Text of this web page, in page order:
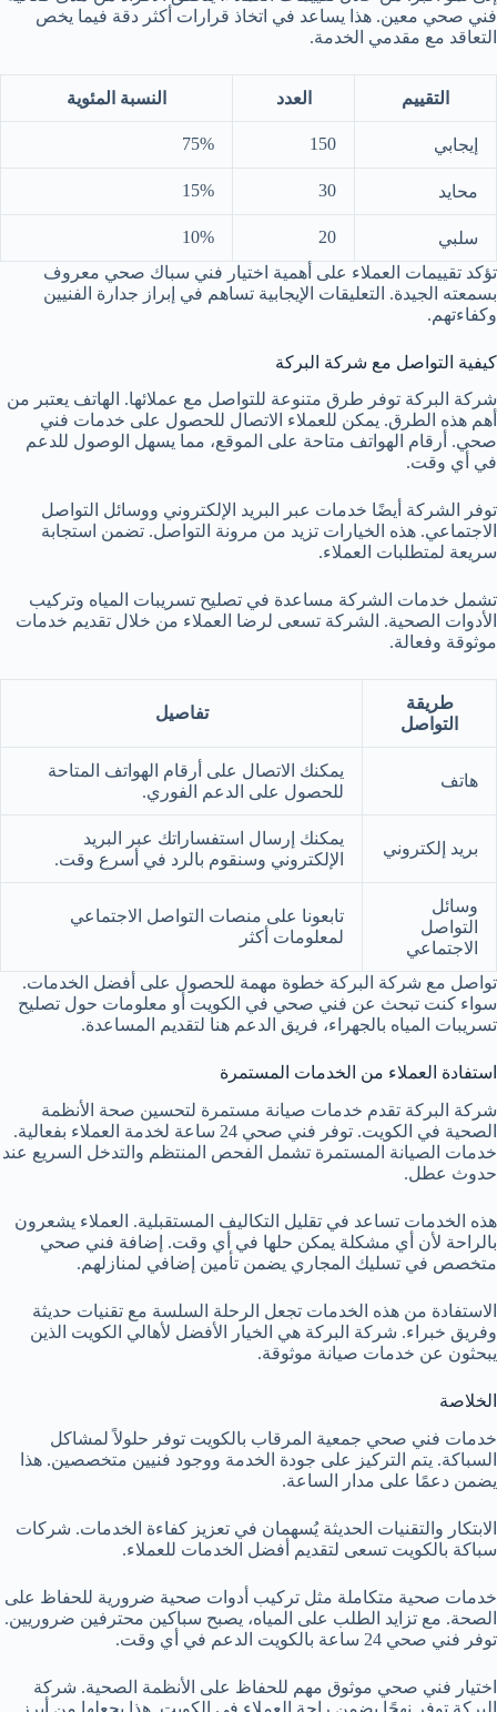
فني صحي معين. هذا يساعد في اتخاذ قرارات أكثر دقة فيما يخص
التعاقد مع مقدمي الخدمة.
التقييم العدد النسبة المئوية
إيجابي 150
75%
محايد 30
15%
سلبي 20
10%
تؤكد تقييمات العملاء على أهمية اختيار فني سباك صحي معروف
بسمعته الجيدة. التعليقات الإيجابية تساهم في إبراز جدارة الفنيين
وكفاءتهم.
كيفية التواصل مع شركة البركة
شركة البركة توفر طرق متنوعة للتواصل مع عملائها. الهاتف يعتبر من
أهم هذه الطرق. يمكن للعملاء الاتصال للحصول على خدمات فني
صحي. أرقام الهواتف متاحة على الموقع، مما يسهل الوصول للدعم
في أي وقت.
توفر الشركة أيضًا خدمات عبر البريد الإلكتروني ووسائل التواصل
الاجتماعي. هذه الخيارات تزيد من مرونة التواصل. تضمن استجابة
سريعة لمتطلبات العملاء.
تشمل خدمات الشركة مساعدة في تصليح تسريبات المياه وتركيب
الأدوات الصحية. الشركة تسعى لرضا العملاء من خلال تقديم خدمات
موثوقة وفعالة.
طريقة
التواصل
تفاصيل
هاتف
يمكنك الاتصال على أرقام الهواتف المتاحة
للحصول على الدعم الفوري.
بريد إلكتروني
يمكنك إرسال استفساراتك عبر البريد
الإلكتروني وسنقوم بالرد في أسرع وقت.
وسائل
التواصل
الاجتماعي
تابعونا على منصات التواصل الاجتماعي
لمعلومات أكثر
تواصل مع شركة البركة خطوة مهمة للحصول على أفضل الخدمات.
سواء كنت تبحث عن فني صحي في الكويت أو معلومات حول تصليح
تسريبات المياه بالجهراء، فريق الدعم هنا لتقديم المساعدة.
استفادة العملاء من الخدمات المستمرة
شركة البركة تقدم خدمات صيانة مستمرة لتحسين صحة الأنظمة
الصحية في الكويت. توفر فني صحي 24 ساعة لخدمة العملاء بفعالية.
خدمات الصيانة المستمرة تشمل الفحص المنتظم والتدخل السريع عند
حدوث عطل.
هذه الخدمات تساعد في تقليل التكاليف المستقبلية. العملاء يشعرون
بالراحة لأن أي مشكلة يمكن حلها في أي وقت. إضافة فني صحي
متخصص في تسليك المجاري يضمن تأمين إضافي لمنازلهم.
الاستفادة من هذه الخدمات تجعل الرحلة السلسة مع تقنيات حديثة
وفريق خبراء. شركة البركة هي الخيار الأفضل لأهالي الكويت الذين
يبحثون عن خدمات صيانة موثوقة.
الخلاصة
خدمات فني صحي جمعية المرقاب بالكويت توفر حلولاً لمشاكل
السباكة. يتم التركيز على جودة الخدمة ووجود فنيين متخصصين. هذا
يضمن دعمًا على مدار الساعة.
الابتكار والتقنيات الحديثة يُسهمان في تعزيز كفاءة الخدمات. شركات
سباكة بالكويت تسعى لتقديم أفضل الخدمات للعملاء.
خدمات صحية متكاملة مثل تركيب أدوات صحية ضرورية للحفاظ على
الصحة. مع تزايد الطلب على المياه، يصبح سباكين محترفين ضروريين.
توفر فني صحي 24 ساعة بالكويت الدعم في أي وقت.
اختيار فني صحي موثوق مهم للحفاظ على الأنظمة الصحية. شركة
البركة توفر نهجًا يضمن راحة العملاء في الكويت. هذا يجعلها من أبرز